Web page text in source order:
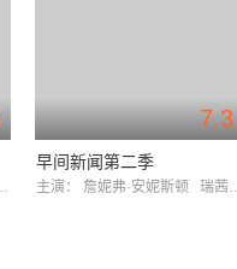
7.3
早间新闻第二季
主演： 詹妮弗·安妮斯顿 瑞茜·威瑟斯彭